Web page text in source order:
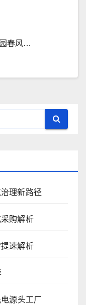
春风…
理新路径
购解析
速解析
源头工厂